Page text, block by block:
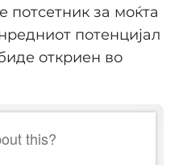
потсетник за моќта
потенцијал
откриен во